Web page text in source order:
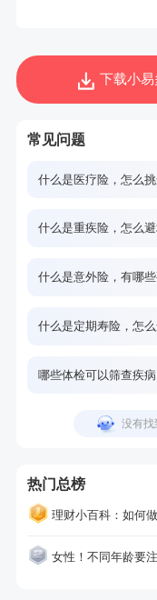
下载小易
常见问题
什么是医疗险，怎么
什么是重疾险，怎么
什么是意外险，有哪
什么是定期寿险，怎
哪些体检可以筛查疾病
没有找
热门总榜
理财小百科：如何
女性！不同年龄要注意这些疾病